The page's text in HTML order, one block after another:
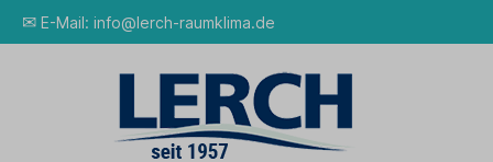
✉ E-Mail: info@lerch-raumklima.de